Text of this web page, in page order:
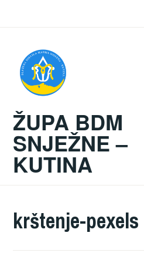
ŽUPA BDM
SNJEŽNE –
KUTINA
krštenje-pexels